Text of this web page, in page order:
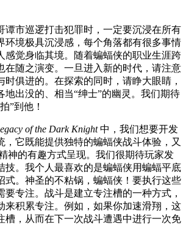
谭市巡逻打击犯罪时，一定要沉浸在所有
环境极具沉浸感，每个角落都有很多事情
感觉身临其境。随着蝙蝠侠的职业生涯跨
在随之演变。一旦进入新的时代，请注意
时俱进的。在探索的同时，请睁大眼睛，
地出没的、相当“绅士”的幽灵。我们期待
”到他！
of the Dark Knight中，我们想要开发
，它既能提供独特的蝙蝠侠战斗体验，又
神的有趣方式呈现。我们很期待玩家发
技。我个人最喜欢的是蝙蝠侠用蝙蝠平底
式。神圣的不粘锅，蝙蝠侠！要执行这些
要专注。战斗是建立专注槽的一种方式，
来积累专注。例如，如果你加速滑翔，这
槽，从而在下一次战斗遭遇中进行一次免